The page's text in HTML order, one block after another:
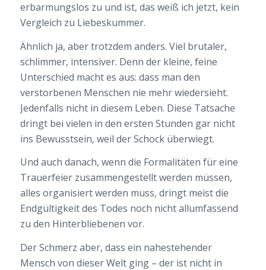
erbarmungslos zu und ist, das weiß ich jetzt, kein
Vergleich zu Liebeskummer.
Ähnlich ja, aber trotzdem anders. Viel brutaler,
schlimmer, intensiver. Denn der kleine, feine
Unterschied macht es aus: dass man den
verstorbenen Menschen nie mehr wiedersieht.
Jedenfalls nicht in diesem Leben. Diese Tatsache
dringt bei vielen in den ersten Stunden gar nicht
ins Bewusstsein, weil der Schock überwiegt.
Und auch danach, wenn die Formalitäten für eine
Trauerfeier zusammengestellt werden müssen,
alles organisiert werden muss, dringt meist die
Endgültigkeit des Todes noch nicht allumfassend
zu den Hinterbliebenen vor.
Der Schmerz aber, dass ein nahestehender
Mensch von dieser Welt ging – der ist nicht in